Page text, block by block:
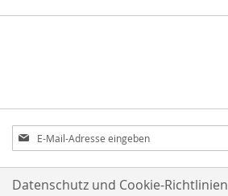
Anmeldung
zum
Newsletter:
Datenschutz und Cookie-Richtlinien